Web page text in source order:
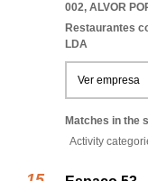
002, ALVOR
Restaurantes
LDA
Ver empresa
Matches in the
Activity